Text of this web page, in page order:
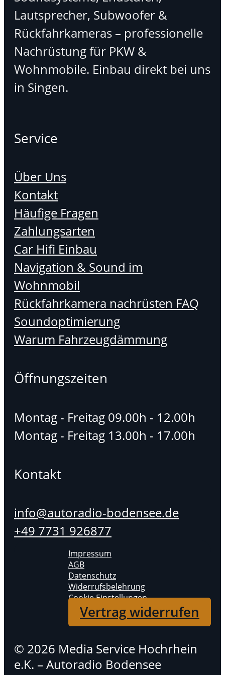
Lautsprecher, Subwoofer &
Rückfahrkameras – professionelle
Nachrüstung für PKW &
Wohnmobile. Einbau direkt bei uns
in Singen.
Service
Über Uns
Kontakt
Häufige Fragen
Zahlungsarten
Car Hifi Einbau
Navigation & Sound im
Wohnmobil
Rückfahrkamera nachrüsten FAQ
Soundoptimierung
Warum Fahrzeugdämmung
Öffnungszeiten
Montag - Freitag 09.00h - 12.00h
Montag - Freitag 13.00h - 17.00h
Kontakt
info@autoradio-bodensee.de
+49 7731 926877
Impressum
AGB
Datenschutz
Widerrufsbelehrung
Cookie Einstellungen
Vertrag widerrufen
© 2026 Media Service Hochrhein
e.K. – Autoradio Bodensee